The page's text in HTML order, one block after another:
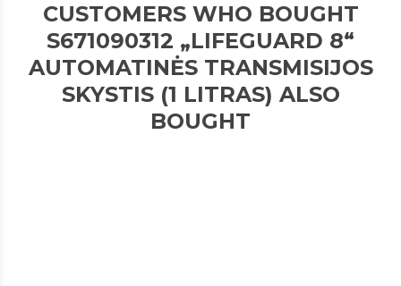
CUSTOMERS WHO BOUGHT
S671090312 „LIFEGUARD 8“
AUTOMATINĖS TRANSMISIJOS
SKYSTIS (1 LITRAS) ALSO
BOUGHT